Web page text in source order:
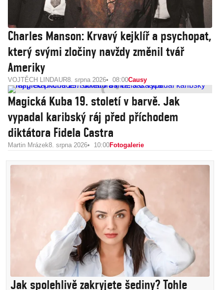
Charles Manson: Krvavý kejklíř a psychopat,
který svými zločiny navždy změnil tvář
Ameriky
VOJTĚCH LINDAUR8. srpna 2026 08:00Causy
Magická Kuba 19. století v barvě. Jak
vypadal karibský ráj před příchodem
diktátora Fidela Castra
Martin Mrázek8. srpna 2026 10:00Fotogalerie
Jak spolehlivě zakryjete šediny? Tohle